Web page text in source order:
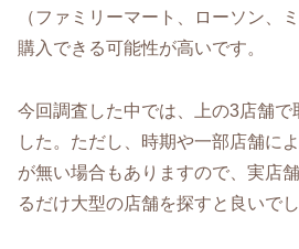
（ファミリーマート、ローソン、
購入できる可能性が高いです。
今回調査した中では、上の3店舗で
した。ただし、時期や一部店舗に
が無い場合もありますので、実店
るだけ大型の店舗を探すと良いでし